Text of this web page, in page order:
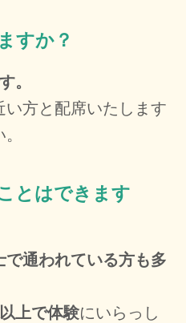
すか？
。
方と配席いたします
とはできます
通われている方も多
上で体験にいらっし